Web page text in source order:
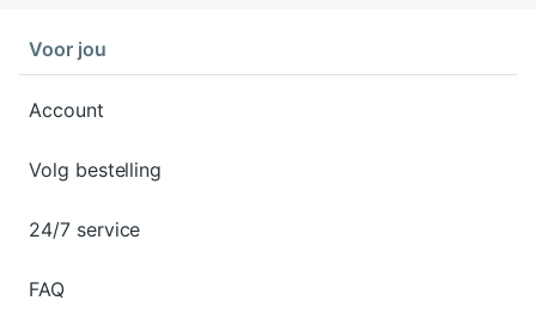
Voor jou
Account
Volg bestelling
24/7 service
FAQ